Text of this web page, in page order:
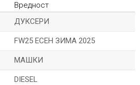
Вредност
ДУКСЕРИ
FW25 ЕСЕН ЗИМА 2025
МАШКИ
DIESEL